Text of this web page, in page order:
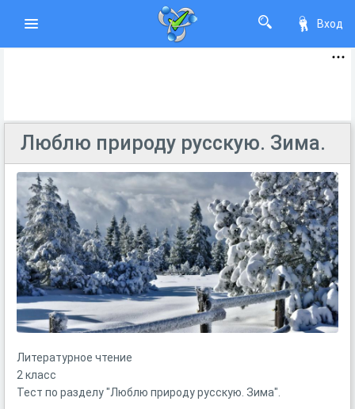
Вход
Люблю природу русскую. Зима.
Литературное чтение
2 класс
Тест по разделу "Люблю природу русскую. Зима".